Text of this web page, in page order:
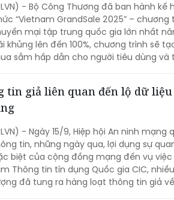
- Bộ Công Thương đã ban hành kế
“Vietnam GrandSale 2025” – chương
mại tập trung quốc gia lớn nhất
khủng lên đến 100%, chương trình sẽ
sắm hấp dẫn cho người tiêu dùng và
tin giả liên quan đến lộ dữ
- Ngày 15/9, Hiệp hội An ninh mạng
tin, những ngày qua, lợi dụng sự
biệt của cộng đồng mạng đến vụ
Thông tin tín dụng Quốc gia CIC,
đã tung ra hàng loạt thông tin giả